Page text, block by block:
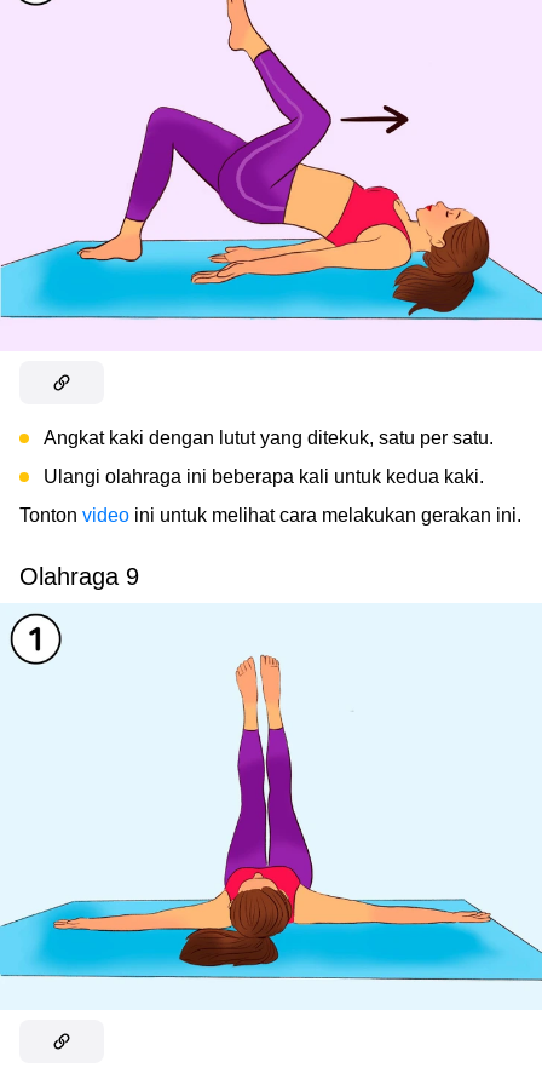
Angkat kaki dengan lutut yang ditekuk, satu per satu.
Ulangi olahraga ini beberapa kali untuk kedua kaki.
Tonton video ini untuk melihat cara melakukan gerakan ini.
Olahraga 9